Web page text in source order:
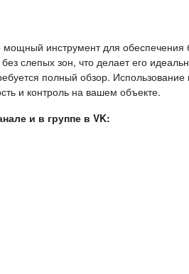
инструмент для обеспечения
слепых зон, что делает его
полный обзор.
и контроль на вашем объекте.
и в группе в VK: